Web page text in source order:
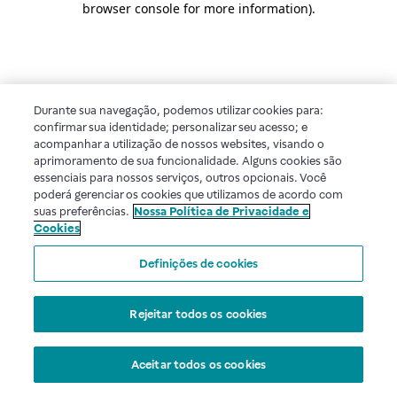
browser console for more information).
Durante sua navegação, podemos utilizar cookies para:
confirmar sua identidade; personalizar seu acesso; e
acompanhar a utilização de nossos websites, visando o
aprimoramento de sua funcionalidade. Alguns cookies são
essenciais para nossos serviços, outros opcionais. Você
poderá gerenciar os cookies que utilizamos de acordo com
suas preferências. Nossa Política de Privacidade e
Cookies
Definições de cookies
Rejeitar todos os cookies
Aceitar todos os cookies